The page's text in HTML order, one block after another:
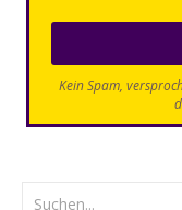
Kein Spam,